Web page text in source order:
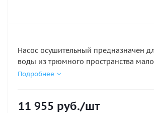
Насос осушительный предназначен
воды из трюмного пространства
судна. Запуск насоса осуществляться
переключателя.
Подробнее
11 955 руб./шт